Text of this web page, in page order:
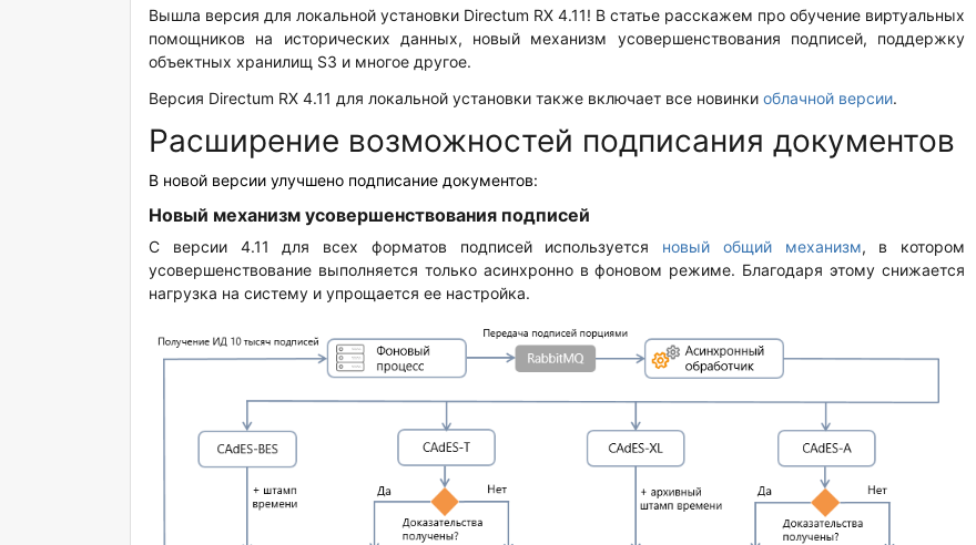
Вышла версия для локальной установки Directum RX 4.11! В статье расскажем про обучение виртуальных
помощников на исторических данных, новый механизм усовершенствования подписей, поддержку
объектных хранилищ S3 и многое другое.
Версия Directum RX 4.11 для локальной установки также включает все новинки облачной версии.
Расширение возможностей подписания документов
В новой версии улучшено подписание документов:
Новый механизм усовершенствования подписей
С версии 4.11 для всех форматов подписей используется новый общий механизм, в котором
усовершенствование выполняется только асинхронно в фоновом режиме. Благодаря этому снижается
нагрузка на систему и упрощается ее настройка.